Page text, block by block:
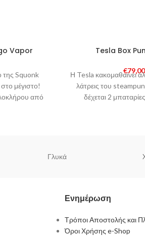
Vapor
της Squonk
μέγιστο!
από
Tesla Box
€79,00
Η Tesla κακομαθαίνει
λάτρεις του
δέχεται 2
Γλυκά
Ενημέρωση
Τρόποι Αποστολής και
Όροι Χρήσης e-Shop